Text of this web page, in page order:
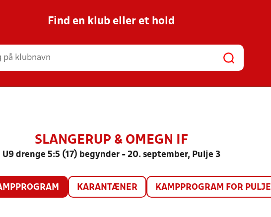
Find en klub eller et hold
SLANGERUP & OMEGN IF
U9 drenge 5:5 (17) begynder - 20. september, Pulje 3
KARANTÆNER KAMPPROGRAM FOR PULJE